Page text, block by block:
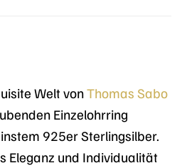
Welt vonThomas Sabo
Einzelohrring
925er Sterlingsilber.
Eleganz und Individualität